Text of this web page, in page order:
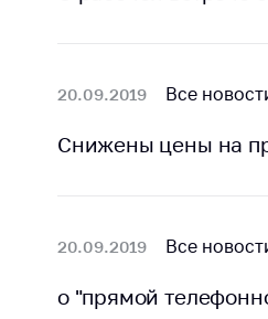
20.09.2019 Все
Снижены цены на
20.09.2019 Все
о "прямой